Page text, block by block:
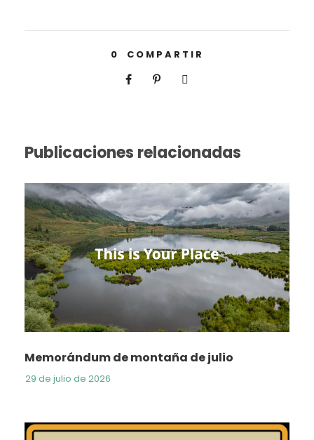
0 COMPARTIR
Publicaciones relacionadas
Memorándum de montaña de julio
29 de julio de 2026